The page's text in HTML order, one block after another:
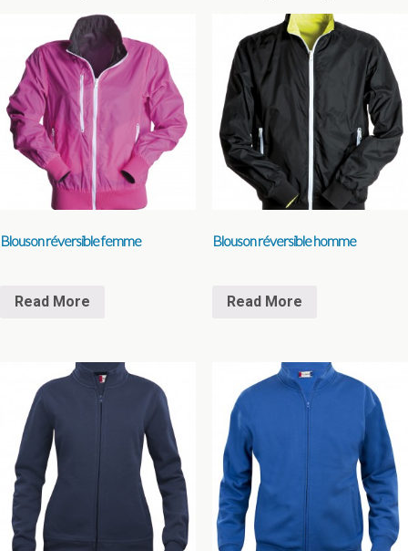
Blouson réversible femme
Read More
Blouson réversible homme
Read More